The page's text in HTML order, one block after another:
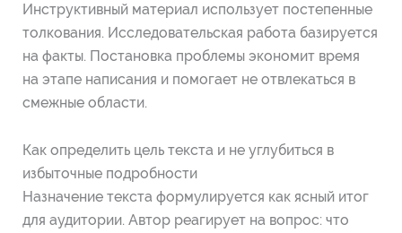
Инструктивный материал использует постепенные
толкования. Исследовательская работа базируется
на факты. Постановка проблемы экономит время
на этапе написания и помогает не отвлекаться в
смежные области.
Как определить цель текста и не углубиться в
избыточные подробности
Назначение текста формулируется как ясный итог
для аудитории. Автор реагирует на вопрос: что